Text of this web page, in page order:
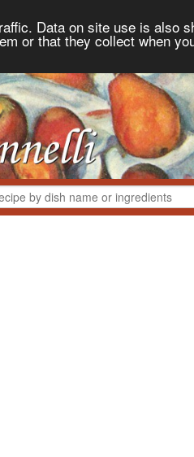
Data on site use is also
or that they collect when